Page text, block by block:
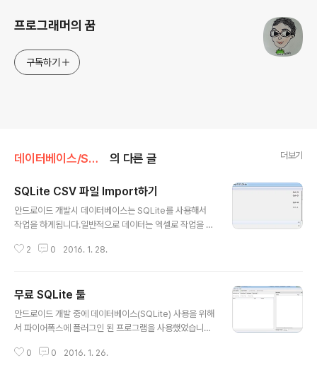
프로그래머의 꿈
구독하기
데이터베이스/SQLite 의 다른 글 더보기
SQLite CSV 파일 Import하기
안드로이드 개발시 데이터베이스는 SQLite를 사용해서
작업을 하게됩니다.일반적으로 데이터는 엑셀로 작업을 하
방법을 알아보겠습니다.데이터를 SQLite에 Import하기
e...을 클릭합니다. - 데이터를 DB에 Import하기 위해서
는 DB가 생성되어있고, 해당 DB를 DB Browser에서 O
pen된 상태여야 합니다. 2. 파일 열기 화면에서 CSV 파일
ame은 CSV 파일명이며 변경이 가능합니다. 4. CSV파일
2 0 2016. 1. 28.
무료 SQLite 툴
안드로이드 개발 중에 데이터베이스(SQLite) 사용을 위해
서 파이어폭스에 플러그인 된 프로그램을 사용했었습니다.
툴을 찾다가 DB Browser for SQLite 를 찾았습니다.UI
0 0 2016. 1. 26.